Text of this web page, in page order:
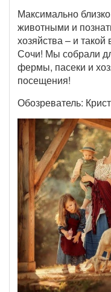
Максимально
животными и
хозяйства – и
Сочи! Мы собрали
фермы, пасеки и
посещения!
Обозреватель: